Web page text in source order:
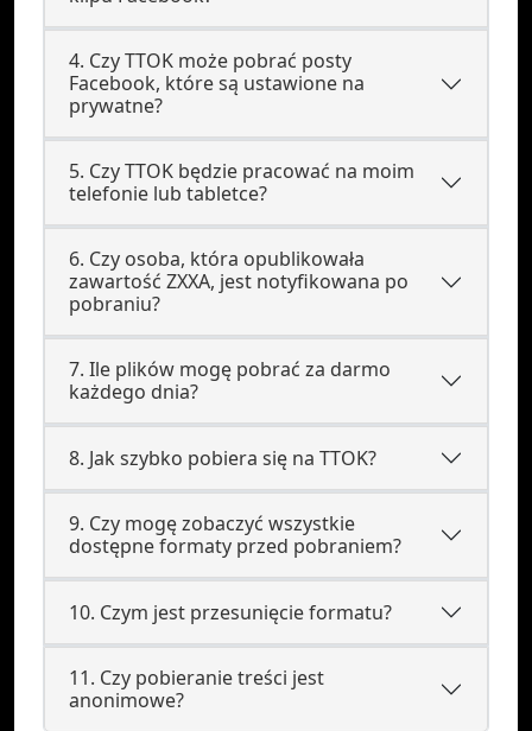
4. Czy TTOK może pobrać posty
Facebook, które są ustawione na
prywatne?
5. Czy TTOK będzie pracować na moim
telefonie lub tabletce?
6. Czy osoba, która opublikowała
zawartość ZXXA, jest notyfikowana po
pobraniu?
7. Ile plików mogę pobrać za darmo
każdego dnia?
8. Jak szybko pobiera się na TTOK?
9. Czy mogę zobaczyć wszystkie
dostępne formaty przed pobraniem?
10. Czym jest przesunięcie formatu?
11. Czy pobieranie treści jest
anonimowe?